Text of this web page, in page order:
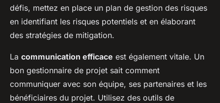
défis, mettez en place un plan de gestion des risques
en identifiant les risques potentiels et en élaborant
des stratégies de mitigation.
La communication efficace est également vitale. Un
bon gestionnaire de projet sait comment
communiquer avec son équipe, ses partenaires et les
bénéficiaires du projet. Utilisez des outils de